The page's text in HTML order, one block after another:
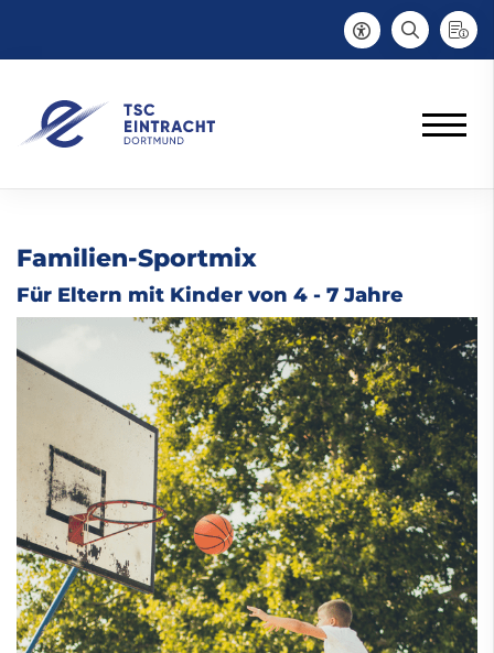
Familien-Sportmix
Für Eltern mit Kinder von 4 - 7 Jahre